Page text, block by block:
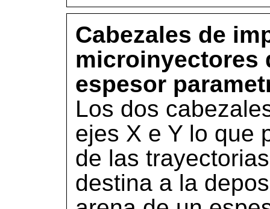
Cabezales de
microinyectores
espesor
Los dos
ejes X e Y lo que
de las
destina a la